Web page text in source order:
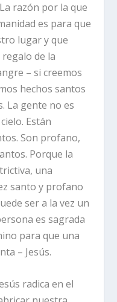
razón por la que
es para que
lugar y que
de la
– si creemos
hechos santos
La gente no es
Están
Son profano,
Porque la
una
santoy profano
ser a la vez un
es sagrada
para que una
– Jesús.
radica en el